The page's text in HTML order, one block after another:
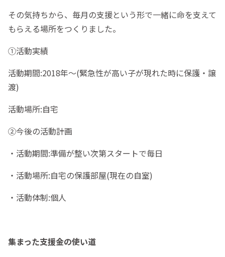
その気持ちから、毎月の支援という形で一緒に命を支えて
もらえる場所をつくりました。
①活動実績
活動期間:2018年〜(緊急性が高い子が現れた時に保護・譲
渡)
活動場所:自宅
②今後の活動計画
・活動期間:準備が整い次第スタートで毎日
・活動場所:自宅の保護部屋(現在の自室)
・活動体制:個人
集まった支援金の使い道